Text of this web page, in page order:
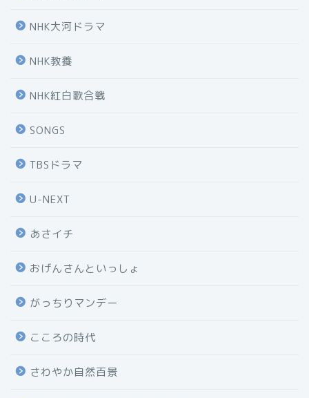
NHK大河ドラマ
NHK教養
NHK紅白歌合戦
SONGS
TBSドラマ
U-NEXT
あさイチ
おげんさんといっしょ
がっちりマンデー
こころの時代
さわやか自然百景